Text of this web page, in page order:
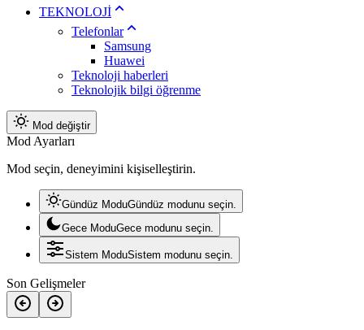
TEKNOLOJİ
Telefonlar
Samsung
Huawei
Teknoloji haberleri
Teknolojik bilgi öğrenme
Mod değiştir
Mod Ayarları
Mod seçin, deneyimini kişiselleştirin.
Gündüz ModuGündüz modunu seçin.
Gece ModuGece modunu seçin.
Sistem ModuSistem modunu seçin.
Son Gelişmeler